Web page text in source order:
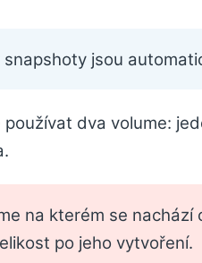
snapshoty jsou
používat dva volume:
na kterém se
po jeho vytvoření.